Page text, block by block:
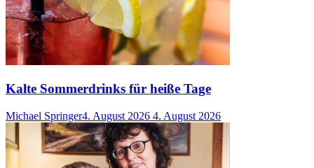
Kalte Sommerdrinks für heiße Tage
Michael Springer4. August 2026 4. August 2026